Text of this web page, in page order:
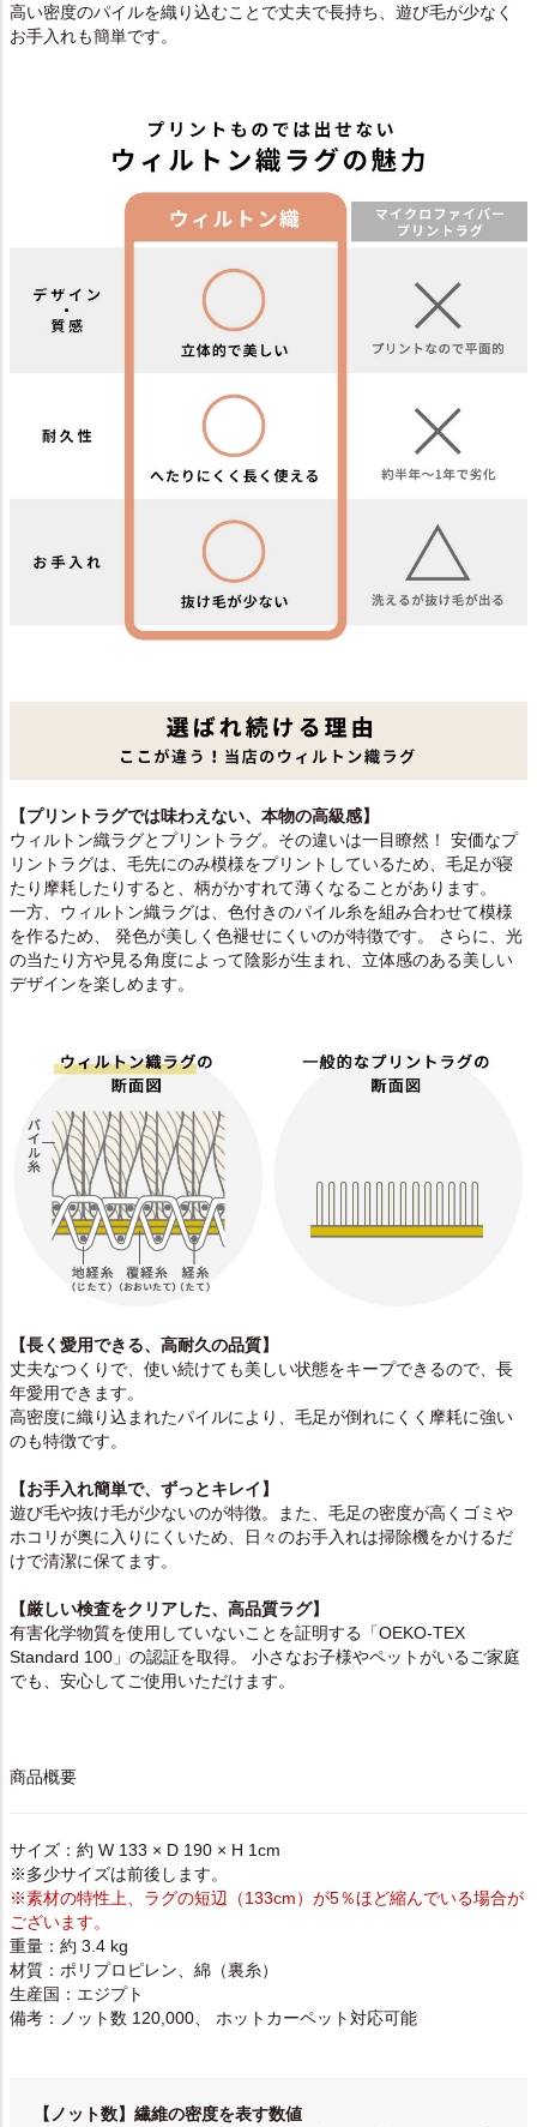
高い密度のパイルを織り込むことで丈夫で長持ち、遊び毛が少なく
お手入れも簡単です。
【プリントラグでは味わえない、本物の高級感】
ウィルトン織ラグとプリントラグ。その違いは一目瞭然！ 安価なプ
リントラグは、毛先にのみ模様をプリントしているため、毛足が寝
たり摩耗したりすると、柄がかすれて薄くなることがあります。
一方、ウィルトン織ラグは、色付きのパイル糸を組み合わせて模様
を作るため、 発色が美しく色褪せにくいのが特徴です。 さらに、光
の当たり方や見る角度によって陰影が生まれ、立体感のある美しい
デザインを楽しめます。
【長く愛用できる、高耐久の品質】
丈夫なつくりで、使い続けても美しい状態をキープできるので、長
年愛用できます。
高密度に織り込まれたパイルにより、毛足が倒れにくく摩耗に強い
のも特徴です。
【お手入れ簡単で、ずっとキレイ】
遊び毛や抜け毛が少ないのが特徴。また、毛足の密度が高くゴミや
ホコリが奥に入りにくいため、日々のお手入れは掃除機をかけるだ
けで清潔に保てます。
【厳しい検査をクリアした、高品質ラグ】
有害化学物質を使用していないことを証明する「OEKO-TEX
Standard 100」の認証を取得。 小さなお子様やペットがいるご家庭
でも、安心してご使用いただけます。
商品概要
サイズ：約 W 133 × D 190 × H 1cm
※多少サイズは前後します。
※素材の特性上、ラグの短辺（133cm）が5％ほど縮んでいる場合が
ございます。
重量：約 3.4 kg
材質：ポリプロピレン、綿（裏糸）
生産国：エジプト
備考：ノット数 120,000、 ホットカーペット対応可能
【ノット数】繊維の密度を表す数値